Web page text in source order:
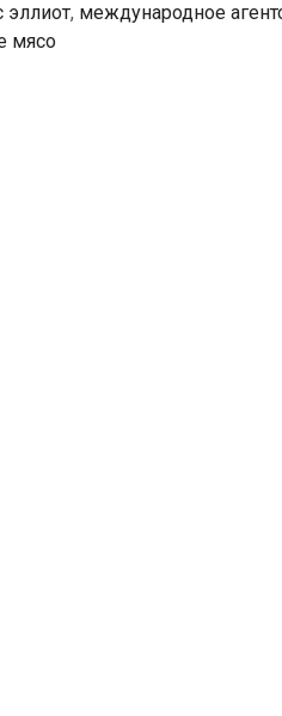
эллиот, международное
мясо